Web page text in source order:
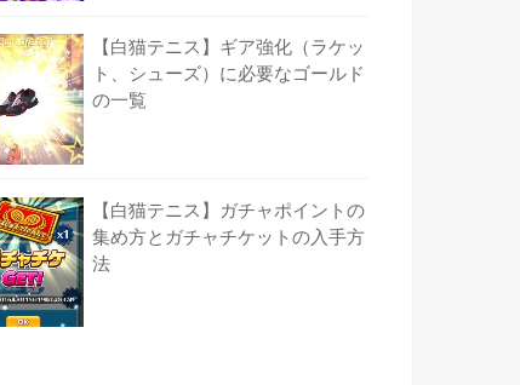
【白猫テニス】ギア強化（ラケッ
ト、シューズ）に必要なゴールド
の一覧
【白猫テニス】ガチャポイントの
集め方とガチャチケットの入手方
法